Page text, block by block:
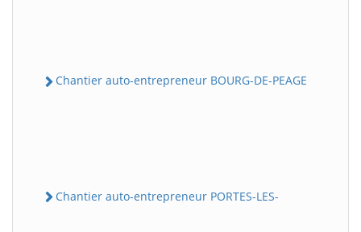
Chantier auto-entrepreneur BOURG-DE-PEAGE
Chantier auto-entrepreneur PORTES-LES-